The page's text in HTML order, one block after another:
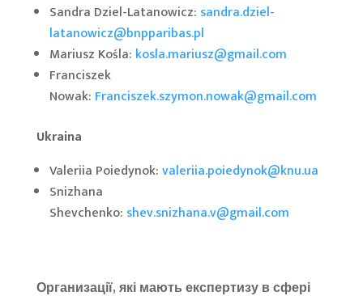
Sandra Dziel-Latanowicz: sandra.dziel-
latanowicz@bnpparibas.pl
Mariusz Kośla: kosla.mariusz@gmail.com
Franciszek
Nowak: Franciszek.szymon.nowak@gmail.com
Ukraina
Valeriia Poiedynok:valeriia.poiedynok@knu.ua
Snizhana
Shevchenko: shev.snizhana.v@gmail.com
Организації, які мають експертизу в сфері